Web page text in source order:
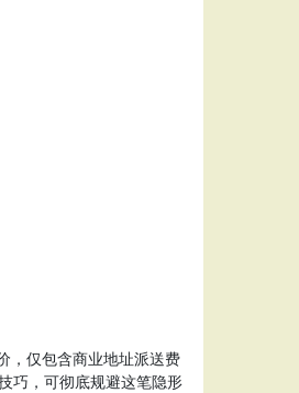
，仅包含商业地址派送费
巧，可彻底规避这笔隐形